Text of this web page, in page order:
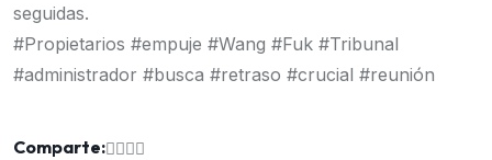
seguidas.
#Propietarios #empuje #Wang #Fuk #Tribunal
#administrador #busca #retraso #crucial #reunión
Comparte: